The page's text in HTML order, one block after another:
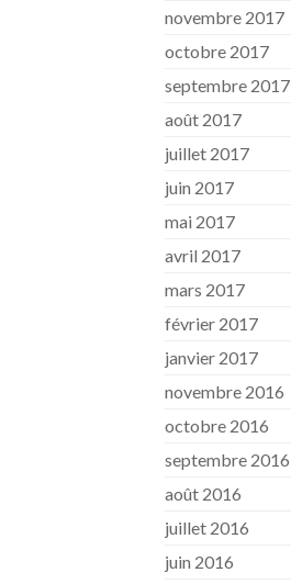
novembre 2017
octobre 2017
septembre 2017
août 2017
juillet 2017
juin 2017
mai 2017
avril 2017
mars 2017
février 2017
janvier 2017
novembre 2016
octobre 2016
septembre 2016
août 2016
juillet 2016
juin 2016